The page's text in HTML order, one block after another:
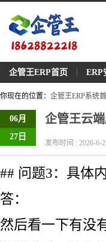
企管王ERP首页 ERP
你现在的位置： 企管王ERP系统
06月
27日
企管王云
发布时间 : 2026-6-
## 问题3：具体
答：
然后看一下有没